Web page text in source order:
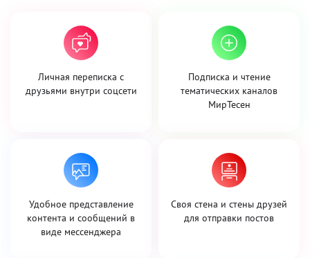
Личная переписка с
друзьями внутри соцсети
Подписка и чтение
тематических каналов
МирТесен
Удобное представление
контента и сообщений в
виде мессенджера
Своя стена и стены друзей
для отправки постов